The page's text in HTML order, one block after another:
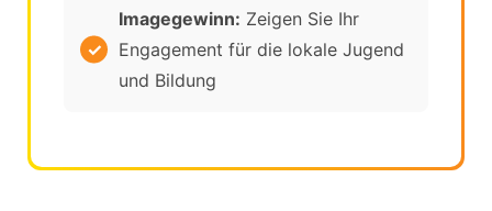
Imagegewinn: Zeigen Sie Ihr
Engagement für die lokale Jugend
und Bildung